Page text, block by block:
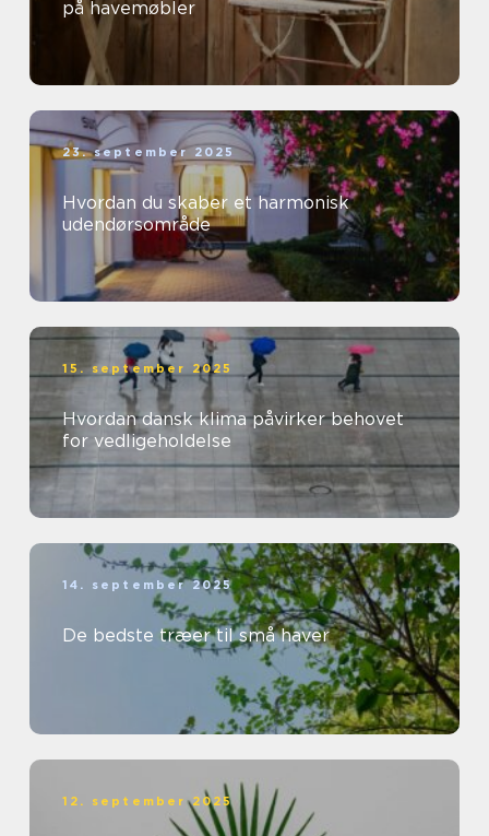
på havemøbler
23. september 2025
Hvordan du skaber et harmonisk
udendørsområde
15. september 2025
Hvordan dansk klima påvirker behovet
for vedligeholdelse
14. september 2025
De bedste træer til små haver
12. september 2025